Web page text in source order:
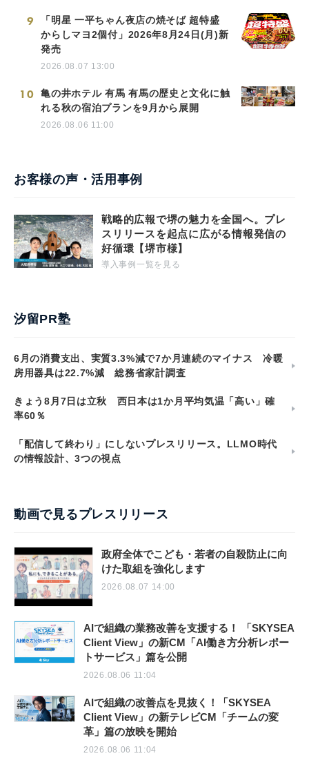
9
「明星 一平ちゃん夜店の焼そば 超特盛
からしマヨ2個付」2026年8月24日(月)新
発売
2026.08.07 13:00
10
亀の井ホテル 有馬 有馬の歴史と文化に触
れる秋の宿泊プランを9月から展開
2026.08.06 11:00
お客様の声・活用事例
戦略的広報で堺の魅力を全国へ。プレ
スリリースを起点に広がる情報発信の
好循環【堺市様】
導入事例一覧を見る
汐留PR塾
6月の消費支出、実質3.3%減で7か月連続のマイナス 冷暖
房用器具は22.7%減 総務省家計調査
きょう8月7日は立秋 西日本は1か月平均気温「高い」確
率60％
「配信して終わり」にしないプレスリリース。LLMO時代
の情報設計、3つの視点
動画で見るプレスリリース
政府全体でこども・若者の自殺防止に向
けた取組を強化します
2026.08.07 14:00
AIで組織の業務改善を支援する！ 「SKYSEA
Client View」の新CM「AI働き方分析レポー
トサービス」篇を公開
2026.08.06 11:04
AIで組織の改善点を見抜く！「SKYSEA
Client View」の新テレビCM「チームの変
革」篇の放映を開始
2026.08.06 11:04